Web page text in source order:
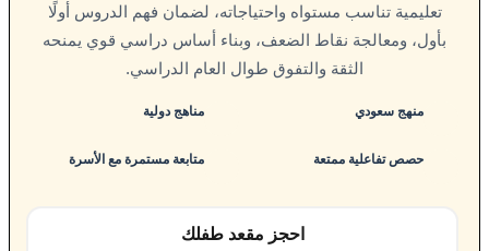
تعليمية تناسب مستواه واحتياجاته، لضمان فهم الدروس أولًا
بأول، ومعالجة نقاط الضعف، وبناء أساس دراسي قوي يمنحه
الثقة والتفوق طوال العام الدراسي.
منهج سعودي مناهج دولية
حصص تفاعلية ممتعة متابعة مستمرة مع الأسرة
احجز مقعد طفلك